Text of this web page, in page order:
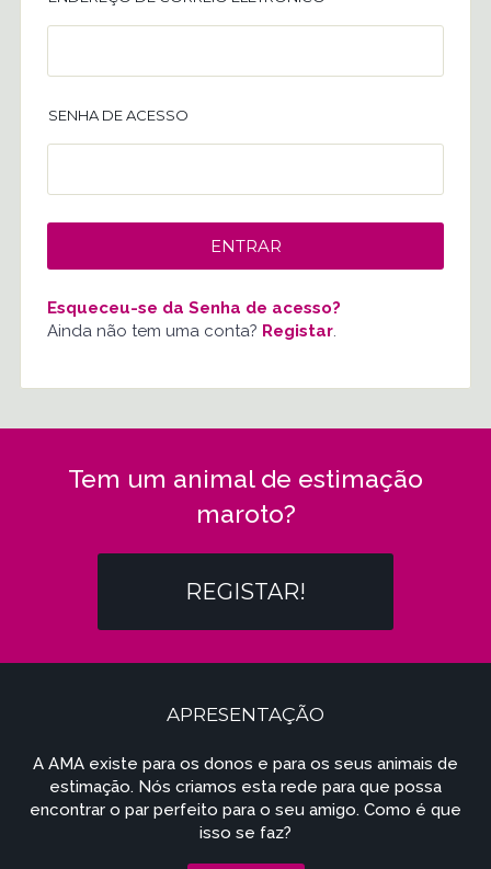
SENHA DE ACESSO
Esqueceu-se da Senha de acesso?
Ainda não tem uma conta? Registar.
Tem um animal de estimação
maroto?
REGISTAR!
APRESENTAÇÃO
A AMA existe para os donos e para os seus animais de
estimação. Nós criamos esta rede para que possa
encontrar o par perfeito para o seu amigo. Como é que
isso se faz?